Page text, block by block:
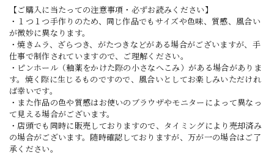
【ご購入に当たっての注意事項・必ずお読みください】
・１つ１つ手作りのため、同じ作品でもサイズや色味、質感、風合い
が微妙に異なります。
・焼きムラ、ざらつき、がたつきなどがある場合がございますが、手
仕事で制作されていますので、ご理解ください。
・ピンホール（釉薬をかけた際の小さなへこみ）がある場合がありま
す。焼く際に生じるものですので、風合いとしてお楽しみいただけれ
ば幸いです。
・また作品の色や質感はお使いのブラウザやモニターによって異なっ
て見える場合がございます。
・店頭でも同時に販売しておりますので、タイミングにより売却済み
の場合がございます。随時確認しておりますが、万が一の場合はご了
承ください。